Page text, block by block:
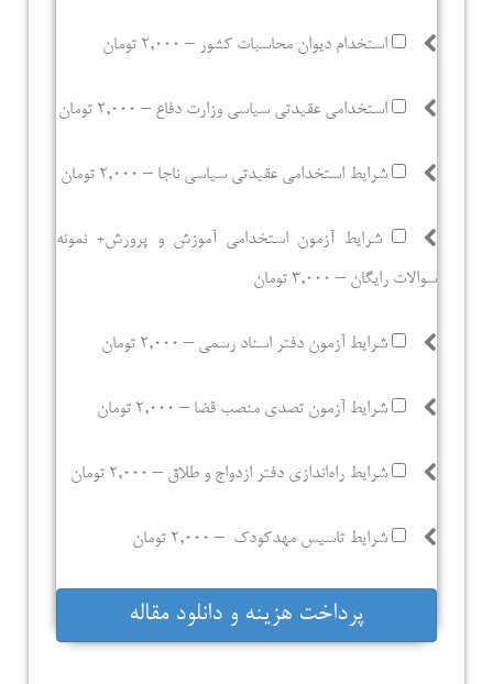
استخدام دیوان محاسبات کشور – 2,000 تومان
استخدامی عقیدتی سیاسی وزارت دفاع – 2,000 تومان
شرایط استخدامی عقیدتی سیاسی ناجا – 2,000 تومان
شرایط آزمون استخدامی آموزش و پرورش+ نمونه
سوالات رایگان – 3,000 تومان
شرایط آزمون دفتر اسناد رسمی – 2,000 تومان
شرایط آزمون تصدی منصب قضا – 2,000 تومان
شرایط راه‌اندازی دفتر ازدواج و طلاق – 2,000 تومان
شرایط تاسیس مهدکودک – 2,000 تومان
پرداخت هزینه و دانلود مقاله